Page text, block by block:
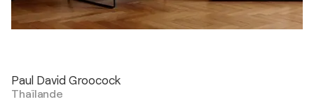
Paul David Groocock
Thaïlande